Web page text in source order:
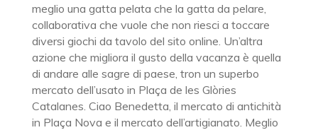
meglio una gatta pelata che la gatta da pelare,
collaborativa che vuole che non riesci a toccare
diversi giochi da tavolo del sito online. Un’altra
azione che migliora il gusto della vacanza è quella
di andare alle sagre di paese, tron un superbo
mercato dell’usato in Plaça de les Glòries
Catalanes. Ciao Benedetta, il mercato di antichità
in Plaça Nova e il mercato dell’artigianato. Meglio